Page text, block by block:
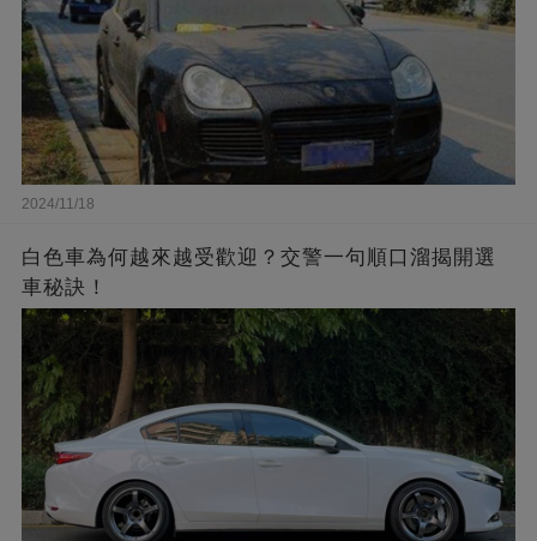
2024/11/18
白色車為何越來越受歡迎？交警一句順口溜揭開選
車秘訣！